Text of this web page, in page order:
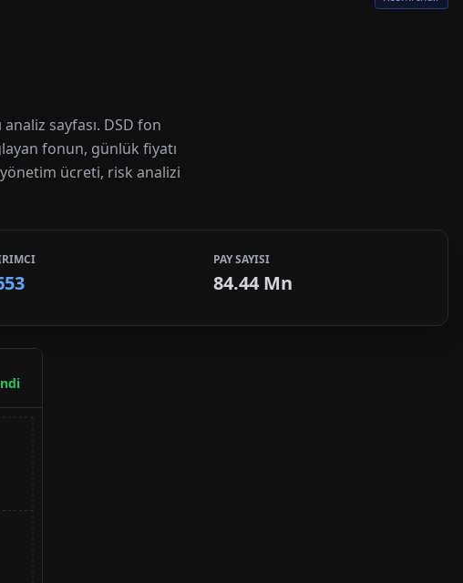
analiz sayfası. DSD fon
fonun, günlük fiyatı
yönetim ücreti, risk analizi
PAY SAYISI
84.44 Mn